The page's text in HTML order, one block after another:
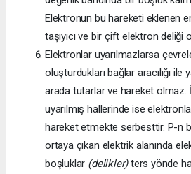
Elektronun bu hareketi eklenen
taşıyıcı ve bir çift elektron deliği
Elektronlar uyarılmazlarsa
oluşturdukları bağlar aracılığı
arada tutarlar ve hareket olmaz.
uyarılmış hallerinde ise
hareket etmekte serbesttir. P-n
ortaya çıkan elektrik alanında
boşluklar (delikler)ters yönde